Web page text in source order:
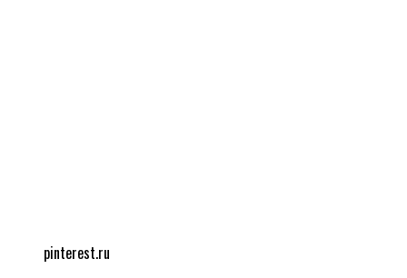
pinterest.ru